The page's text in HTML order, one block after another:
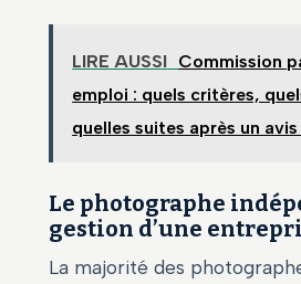
LIRE AUSSI Commission
emploi : quels critères,
quelles suites après un
Le photographe
gestion d’une
La majorité des